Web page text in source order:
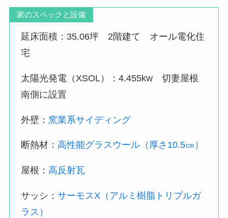
家のスペックと設備
延床面積：35.06坪 2階建て オール電化住
宅
太陽光発電（XSOL）：4.455kw 切妻屋根
南側に設置
外壁： 窯業系サイディング
断熱材：高性能グラスウール（厚さ10.5㎝）
屋根：高反射瓦
サッシ：サーモスX（アルミ樹脂トリプルガ
ラス）